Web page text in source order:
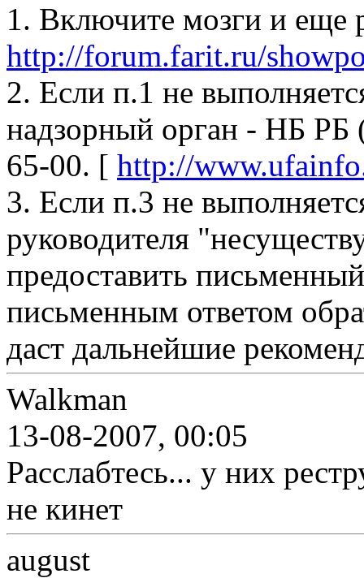
1. Включите мозги и еще
http://forum.farit.ru/
2. Если п.1 не
надзорный орган - НБ РБ
65-00. [ http://
3. Если п.3 не
руководителя
предоставить
письменным ответом
даст дальнейшие
Walkman
13-08-2007, 00:05
Расслабтесь... у них
не кинет
august